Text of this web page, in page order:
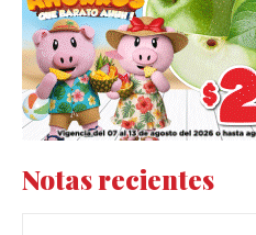
Notas recientes